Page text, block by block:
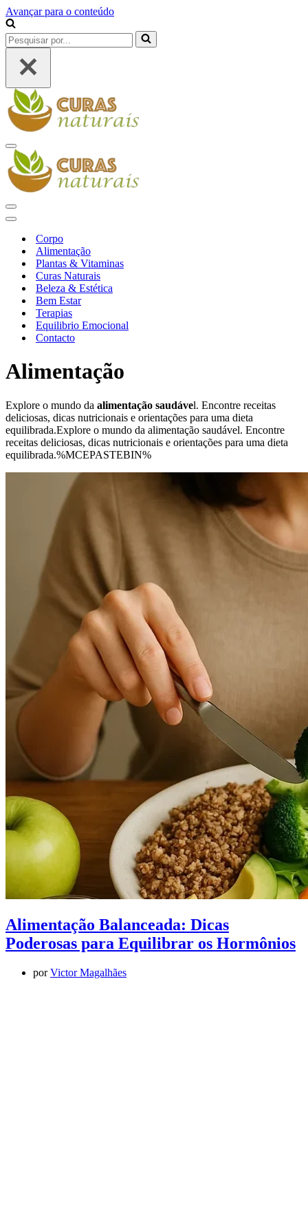
Avançar para o conteúdo
Pesquisar
por...
Menu
de
navegação
Menu
de
Menu
navegação
Corpo
Alimentação
Plantas & Vitaminas
Curas Naturais
Beleza & Estética
Bem Estar
Terapias
Equilibrio Emocional
Contacto
Alimentação
Explore o mundo da alimentação saudável. Encontre receitas
deliciosas, dicas nutricionais e orientações para uma dieta
equilibrada.Explore o mundo da alimentação saudável. Encontre
receitas deliciosas, dicas nutricionais e orientações para uma dieta
equilibrada.%MCEPASTEBIN%
Alimentação Balanceada: Dicas
Poderosas para Equilibrar os Hormônios
porVictor Magalhães